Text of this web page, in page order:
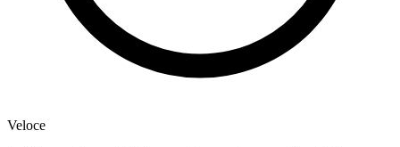
Veloce